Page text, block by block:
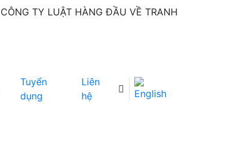
TY LUẬT HÀNG ĐẦU VỀ TRANH TỤNG
Tuyển
dụng
Liên
hệ